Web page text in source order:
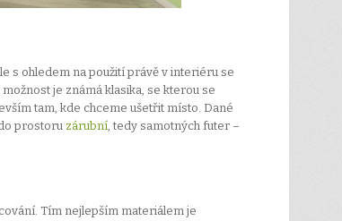
s ohledem na použití právě v interiéru se
je známá klasika, se kterou se
tam, kde chceme ušetřit místo. Dané
prostoru zárubní , tedy samotných futer –
Tím nejlepším materiálem je